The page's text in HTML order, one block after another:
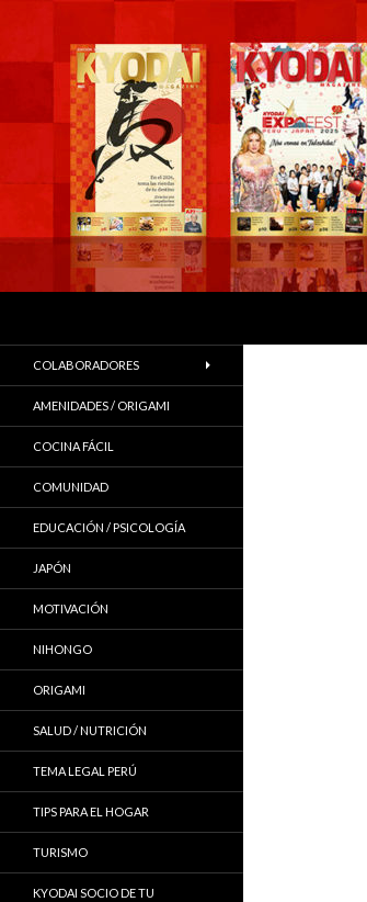
COLABORADORES
AMENIDADES / ORIGAMI
COCINA FÁCIL
COMUNIDAD
EDUCACIÓN / PSICOLOGÍA
JAPÓN
MOTIVACIÓN
NIHONGO
ORIGAMI
SALUD / NUTRICIÓN
TEMA LEGAL PERÚ
TIPS PARA EL HOGAR
TURISMO
KYODAI SOCIO DE TU